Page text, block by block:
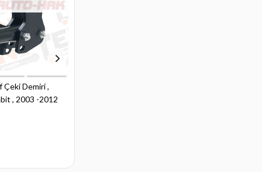
Çeki Demiri ,
, 2003 -2012